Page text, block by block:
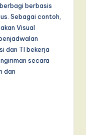
berbasis
Sebagai contoh,
Visual
dan TI bekerja
secara
dan